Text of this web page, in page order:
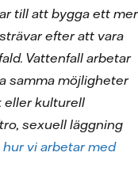
till att bygga ett mer
efter att vara
Vattenfall arbetar
samma möjligheter
eller kulturell
sexuell läggning
vi arbetar med